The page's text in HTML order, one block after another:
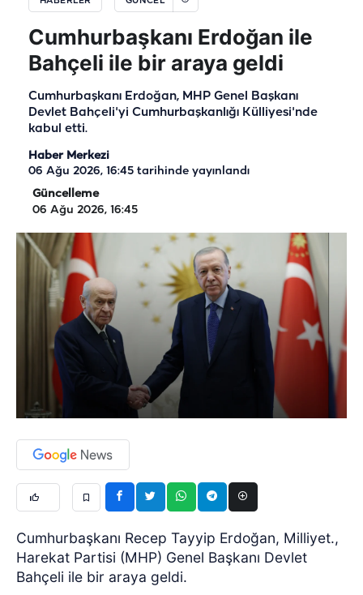
Cumhurbaşkanı Erdoğan ile
Bahçeli ile bir araya geldi
Cumhurbaşkanı Erdoğan, MHP Genel Başkanı
Devlet Bahçeli'yi Cumhurbaşkanlığı Külliyesi'nde
kabul etti.
Haber Merkezi
06 Ağu 2026, 16:45 tarihinde yayınlandı
Güncelleme
06 Ağu 2026, 16:45
Cumhurbaşkanı Recep Tayyip Erdoğan, Milliyet.,
Harekat Partisi (MHP) Genel Başkanı Devlet
Bahçeli ile bir araya geldi.